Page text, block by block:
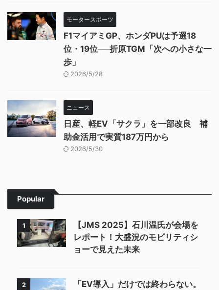
モータースポーツ
F1マイアミGP、ホンダPUは予選18
位・19位──折原TGM「次への小さな一
歩」
2026/5/28
ニュース
日産、軽EV「サクラ」を一部改良 補
助金活用で実質187万円から
2026/5/30
Popular
1
【JMS 2025】石川温氏が会場を
レポート！大盛況のモビリティシ
ョーで見えた未来
2
「EV導入」だけでは終わらない。